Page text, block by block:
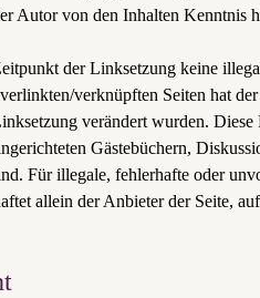
Autor von den Inhalten
der Linksetzung keine
verknüpften Seiten hat
verändert wurden.
Gästebüchern,
Für illegale, fehlerhafte oder
allein der Anbieter der